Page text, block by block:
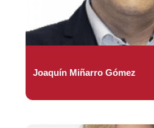
Joaquín Miñarro Gómez